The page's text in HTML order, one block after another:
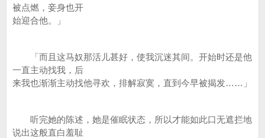
被点燃，妾身也开
始迎合他。」
「而且这马奴那活儿甚好，使我沉迷其间。开始时还是他
一直主动找我，后
来我也渐渐主动找他寻欢，排解寂寞，直到今早被揭发……」
听完她的陈述，她是催眠状态，所以才能如此口无遮拦地
说出这般直白羞耻